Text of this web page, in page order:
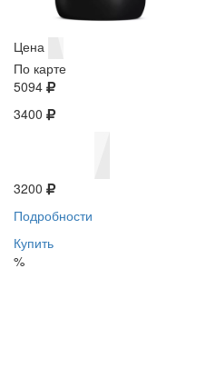
Цена
По карте
5094
3400
3200
Подробности
Купить
%